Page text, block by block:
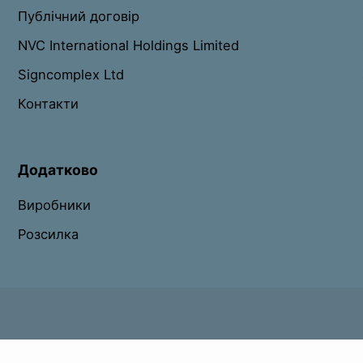
Публічний договір
NVC International Holdings Limited
Signcomplex Ltd
Контакти
Додатково
Виробники
Розсилка